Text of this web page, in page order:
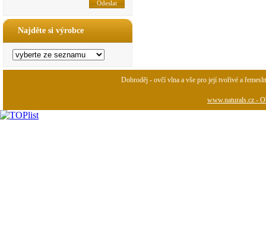
Najděte si výrobce
Dobroděj - ovčí vlna a vše pro její tvořivé a
www.naturals.cz -